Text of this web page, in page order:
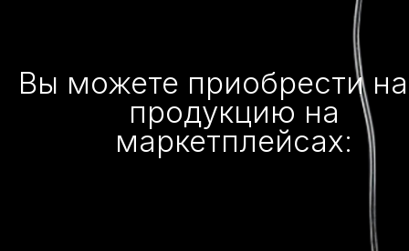
Вы можете приобрести
продукцию на
маркетплейсах: